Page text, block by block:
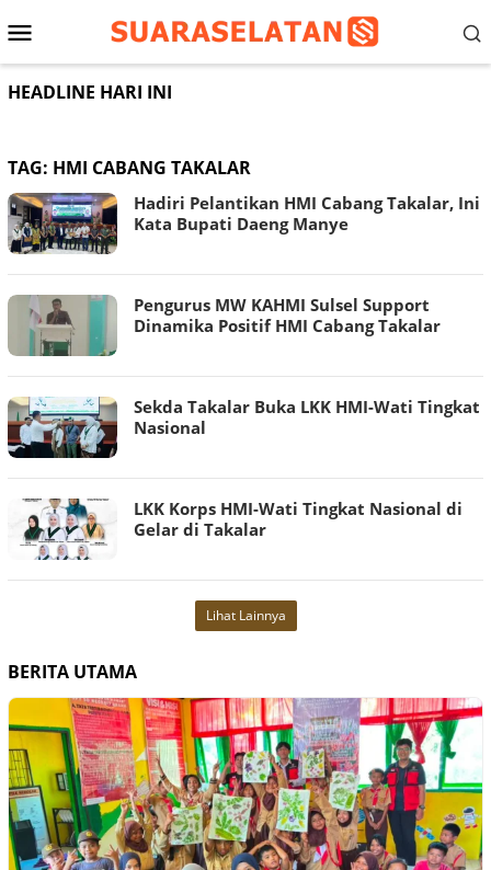
ke
Menu
Mobile
HEADLINE HARI INI
TAG: HMI CABANG TAKALAR
Hadiri Pelantikan HMI Cabang Takalar, Ini
Kata Bupati Daeng Manye
Pengurus MW KAHMI Sulsel Support
Dinamika Positif HMI Cabang Takalar
Sekda Takalar Buka LKK HMI-Wati Tingkat
Nasional
LKK Korps HMI-Wati Tingkat Nasional di
Gelar di Takalar
Lihat Lainnya
BERITA UTAMA